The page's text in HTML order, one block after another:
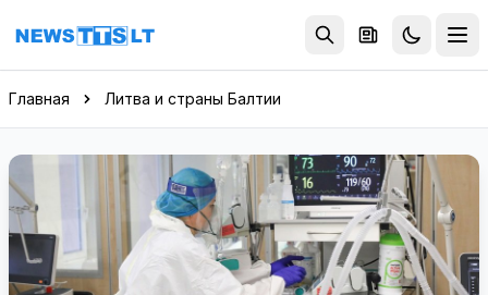
Перейти к содержимому
Главная Литва и страны Балтии